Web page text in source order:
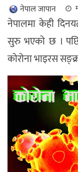
नेपाल जापान
नेपालमा केही
सुरु भएको छ ।
कोरोना भाइरस